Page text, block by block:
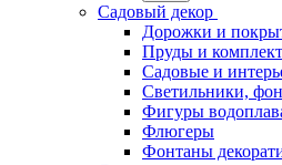
Садовый декор
Дорожки и
Пруды и
Садовые и
Светильники,
Фигуры
Флюгеры
Фонтаны